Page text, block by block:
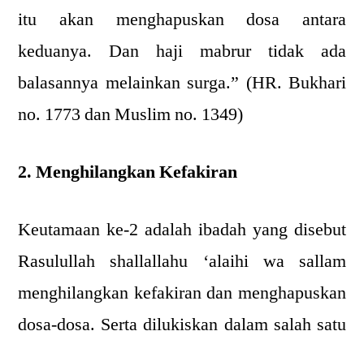
itu akan menghapuskan dosa antara
keduanya. Dan haji mabrur tidak ada
balasannya melainkan surga.” (HR. Bukhari
no. 1773 dan Muslim no. 1349)
2. Menghilangkan Kefakiran
Keutamaan ke-2 adalah ibadah yang disebut
Rasulullah shallallahu ‘alaihi wa sallam
menghilangkan kefakiran dan menghapuskan
dosa-dosa. Serta dilukiskan dalam salah satu